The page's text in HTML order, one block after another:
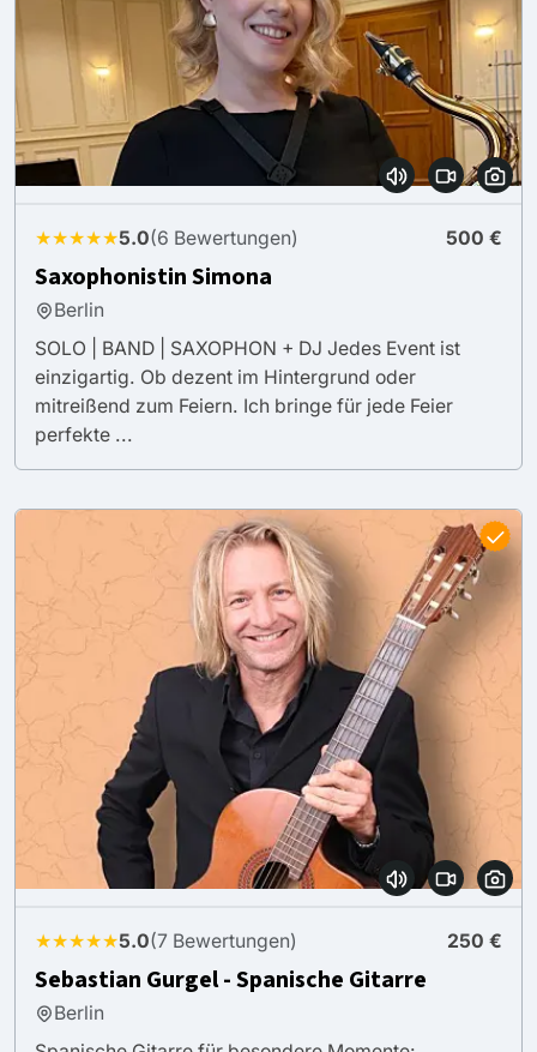
★★★★★5.0(6 Bewertungen) 500 €
Saxophonistin Simona
Berlin
SOLO | BAND | SAXOPHON + DJ Jedes Event ist
einzigartig. Ob dezent im Hintergrund oder
mitreißend zum Feiern. Ich bringe für jede Feier
perfekte ...
★★★★★5.0(7 Bewertungen) 250 €
Sebastian Gurgel - Spanische Gitarre
Berlin